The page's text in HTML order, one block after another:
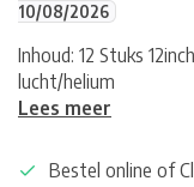
10/08/2026
Inhoud: 12 Stuks
lucht/helium
Lees meer
Bestel online of